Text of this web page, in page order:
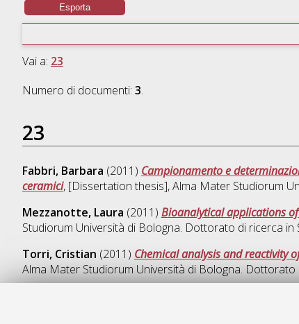
Vai a: 23
Numero di documenti: 3.
23
Fabbri, Barbara (2011) Campionamento e
ceramici, [Dissertation thesis], Alma Mater Studiorum
Mezzanotte, Laura (2011) Bioanalytical applications
Studiorum Università di Bologna. Dottorato di ricerca in
Torri, Cristian (2011) Chemical analysis and reactivity
Alma Mater Studiorum Università di Bologna. Dottorato